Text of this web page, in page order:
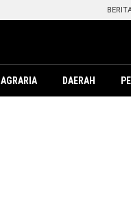
AGRARIA DAERAH